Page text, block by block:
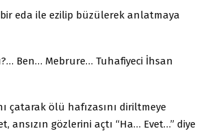
bir eda ile ezilip büzülerek anlatmaya
Ben… Mebrure… Tuhafiyeci İhsan
çatarak ölü hafızasını diriltmeye
ansızın gözlerini açtı “Ha… Evet…” diye